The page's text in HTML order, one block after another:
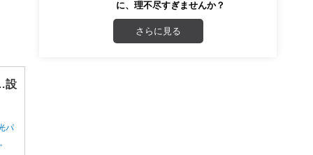
設
パ
に、理不尽すぎませんか？
さらに見る